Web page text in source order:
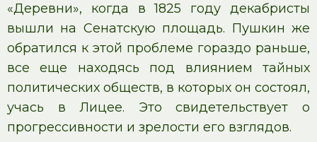
«Деревни», когда в 1825 году декабристы
вышли на Сенатскую площадь. Пушкин же
обратился к этой проблеме гораздо раньше,
все еще находясь под влиянием тайных
политических обществ, в которых он состоял,
учась в Лицее. Это свидетельствует о
прогрессивности и зрелости его взглядов.